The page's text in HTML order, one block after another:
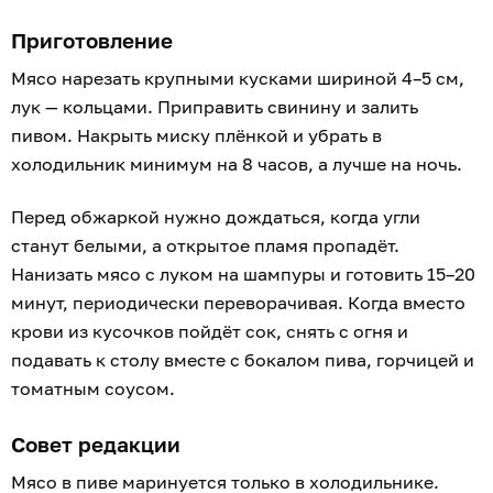
Приготовление
Мясо нарезать крупными кусками шириной 4–5 см,
лук — кольцами. Приправить свинину и залить
пивом. Накрыть миску плёнкой и убрать в
холодильник минимум на 8 часов, а лучше на ночь.
Перед обжаркой нужно дождаться, когда угли
станут белыми, а открытое пламя пропадёт.
Нанизать мясо с луком на шампуры и готовить 15–20
минут, периодически переворачивая. Когда вместо
крови из кусочков пойдёт сок, снять с огня и
подавать к столу вместе с бокалом пива, горчицей и
томатным соусом.
Совет редакции
Мясо в пиве маринуется только в холодильнике.